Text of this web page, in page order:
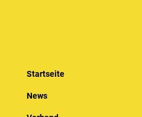
Startseite
News